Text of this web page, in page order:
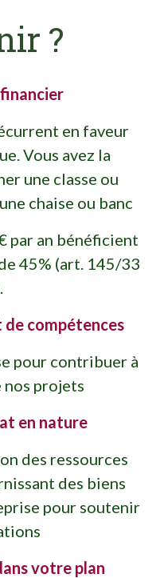
?
en faveur
Vous avez la
une classe ou
chaise ou banc
par an bénéficient
45% (art. 145/33
compétences
pour contribuer à
nos projets
en nature
des ressources
des biens
pour soutenir
votre plan